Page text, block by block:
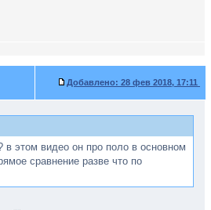
Добавлено: 28 фев 2018, 17:11
в этом видео он про поло в основном
сравнение разве что по